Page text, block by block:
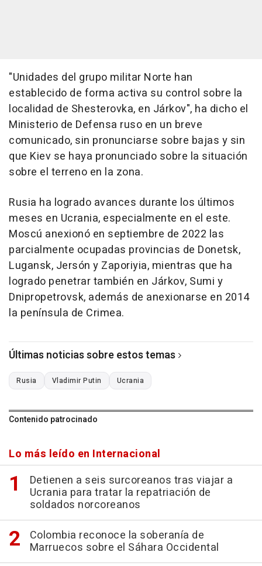
"Unidades del grupo militar Norte han
establecido de forma activa su control sobre la
localidad de Shesterovka, en Járkov", ha dicho el
Ministerio de Defensa ruso en un breve
comunicado, sin pronunciarse sobre bajas y sin
que Kiev se haya pronunciado sobre la situación
sobre el terreno en la zona.
Rusia ha logrado avances durante los últimos
meses en Ucrania, especialmente en el este.
Moscú anexionó en septiembre de 2022 las
parcialmente ocupadas provincias de Donetsk,
Lugansk, Jersón y Zaporiyia, mientras que ha
logrado penetrar también en Járkov, Sumi y
Dnipropetrovsk, además de anexionarse en 2014
la península de Crimea.
Últimas noticias sobre estos temas
Rusia Vladimir Putin Ucrania
Contenido patrocinado
Lo más leído en Internacional
Detienen a seis surcoreanos tras viajar a
Ucrania para tratar la repatriación de
soldados norcoreanos
Colombia reconoce la soberanía de
Marruecos sobre el Sáhara Occidental